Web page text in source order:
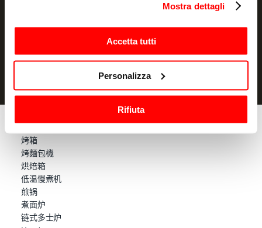
modificare o revocare il proprio consenso in qualsiasi
momento dalla Dichiarazione sui cookie o facendo clic
sull'icona di attivazione della privacy.
raccogliere informazioni sulla tua posizione
geografica, con un'approssimazione di qualche
Identificare il tuo dispositivo, scansionandolo
attivamente alla ricerca di caratteristiche specifiche
(impronte digitali).
Approfondisci come vengono elaborati i tuoi dati personali
e imposta le tue preferenze nella
modificare o ritirare il tuo consenso in qualsiasi momento
dalla Dichiarazione sui cookie.
Mostra dettagli
Accetta tutti
Personalizza
Rifiuta
订阅
烤箱
烤麵包機
烘焙箱
低温慢煮机
煎锅
煮面炉
链式多士炉